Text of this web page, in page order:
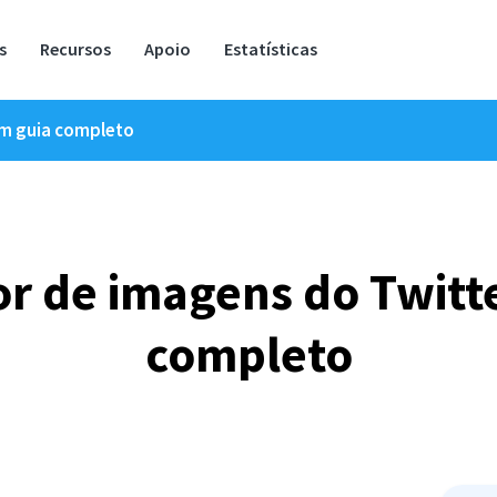
Recursos Apoio Estatísticas
guia completo
de imagens do
completo